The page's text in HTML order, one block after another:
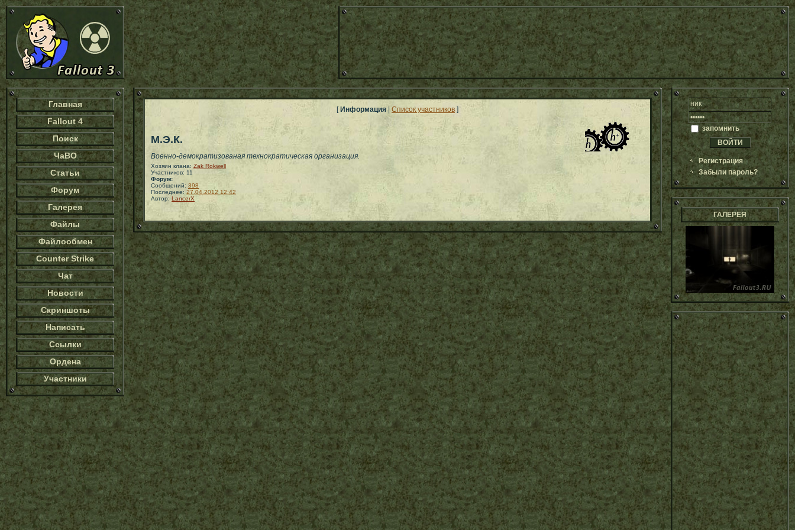
Главная
Fallout 4
Поиск
ЧаВО
Статьи
Форум
Галерея
Файлы
Файлообмен
Counter Strike
Чат
Новости
Скриншоты
Написать
Ссылки
Ордена
Участники
[ Информация| Список участников ]
М.Э.К.
Военно-демократизованая технократическая организация.
Хозяин клана: Zak Rokwell
Участников: 11
Форум:
Сообщений: 398
Последнее: 27.04.2012 12:42
Автор: LancerX
запомнить
Регистрация
Забыли пароль?
ГАЛЕРЕЯ